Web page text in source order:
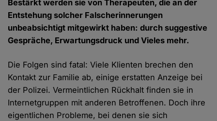
Bestärkt werden sie von Therapeuten, die an der
Entstehung solcher Falscherinnerungen
unbeabsichtigt mitgewirkt haben: durch suggestive
Gespräche, Erwartungsdruck und Vieles mehr.
Die Folgen sind fatal: Viele Klienten brechen den
Kontakt zur Familie ab, einige erstatten Anzeige bei
der Polizei. Vermeintlichen Rückhalt finden sie in
Internetgruppen mit anderen Betroffenen. Doch ihre
eigentlichen Probleme, bei denen sie sich